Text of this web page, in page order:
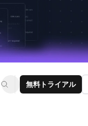
無料トライアル